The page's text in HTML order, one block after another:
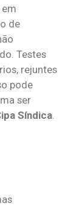
de
Testes
rejuntes
pode
ser
Síndica.